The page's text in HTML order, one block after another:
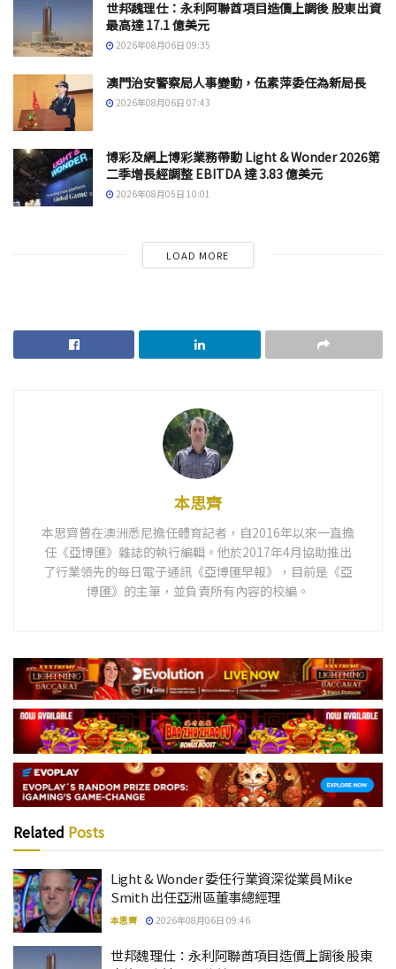
世邦魏理仕：永利阿聯酋項目造價上調後 股東出資
最高達 17.1 億美元
2026年08月06日 09:35
澳門治安警察局人事變動，伍素萍委任為新局長
2026年08月06日 07:43
博彩及網上博彩業務帶動 Light & Wonder 2026第
二季增長經調整 EBITDA 達 3.83 億美元
2026年08月05日 10:01
LOAD MORE
本思齊
本思齊曾在澳洲悉尼擔任體育記者，自2016年以來一直擔
任《亞博匯》雜誌的執行編輯。他於2017年4月協助推出
了行業領先的每日電子通訊《亞博匯早報》，目前是《亞
博匯》的主筆，並負責所有內容的校編。
Related Posts
Light & Wonder 委任行業資深從業員Mike
Smith 出任亞洲區董事總經理
本思齊 2026年08月06日 09:46
世邦魏理仕：永利阿聯酋項目造價上調後 股東